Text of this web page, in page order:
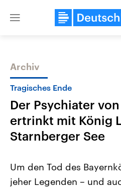
Close
Themen
2026
Archiv
Tragisches Ende
Der Psychiater
ertrinkt mit König
Starnberger See
Um den Tod des
jeher Legenden – und